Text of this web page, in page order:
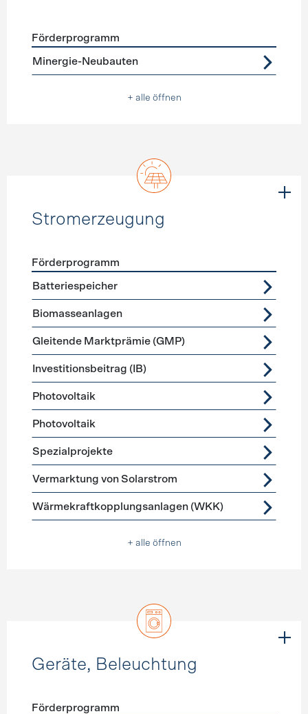
Förderprogramme
Förderprogramm
Minergie-Neubauten
+ alle öffnen
Stromerzeugung
Förderprogramme
Förderprogramm
Batteriespeicher
Biomasseanlagen
Gleitende Marktprämie (GMP)
Investitionsbeitrag (IB)
Photovoltaik
Photovoltaik
Spezialprojekte
Vermarktung von Solarstrom
Wärmekraftkopplungsanlagen (WKK)
+ alle öffnen
Geräte, Beleuchtung
Förderprogramm